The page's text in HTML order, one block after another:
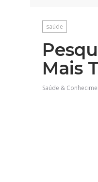
saúde
Mais
Saúde &